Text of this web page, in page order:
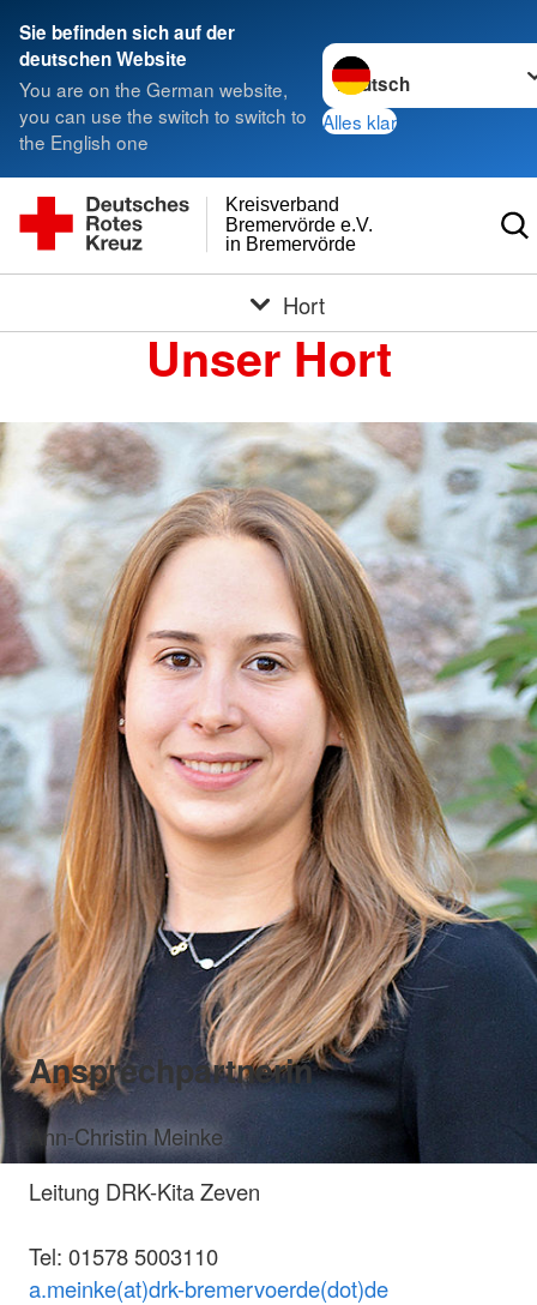
Sie befinden sich auf der
deutschen Website
You are on the German website,
you can use the switch to switch to
the English one
Sprache wechseln zu
Alles klar
in Bremervörde
Bremervörde e.V.
Kreisverband
Hort
Unser Hort
Ansprechpartnerin
Ann-Christin Meinke
Leitung DRK-Kita Zeven
Tel: 01578 5003110
a.meinke(at)drk-bremervoerde(dot)de